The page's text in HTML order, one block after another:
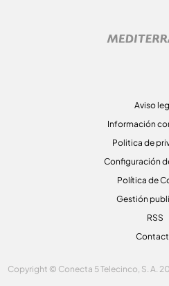
Aviso
Información
Politica de
Configuración
Política de
Gestión
RSS
Copyright © Conecta 5 Telecinco, S. A.